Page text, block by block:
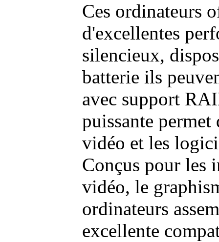
Ces ordinateurs
d'excellentes
silencieux,
batterie ils
avec support
puissante permet
vidéo et les
Conçus pour les
vidéo, le
ordinateurs
excellente